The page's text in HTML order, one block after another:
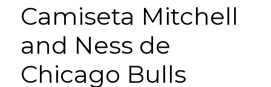
Camiseta Mitchell
and Ness de
Chicago Bulls